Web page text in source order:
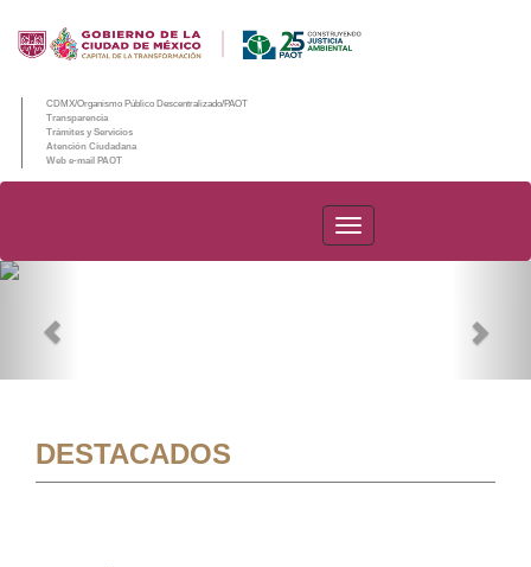
CDMX/Organismo Público Descentralizado/PAOT
Transparencia
Trámites y Servicios
Atención Ciudadana
Web e-mail PAOT
PAOT
DESTACADOS